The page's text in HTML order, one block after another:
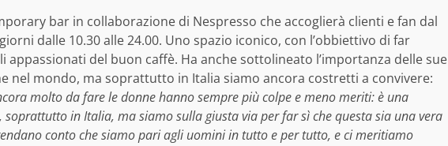
bar in collaborazione di Nespresso che accoglierà clienti e fan dal
dalle 10.30 alle 24.00. Uno spazio iconico, con l’obbiettivo di far
del buon caffè. Ha anche sottolineato l’importanza delle sue
nel mondo, ma soprattutto in Italia siamo ancora costretti a convivere:
molto da fare le donne hanno sempre più colpe e meno meriti: è una
in Italia, ma siamo sulla giusta via per far sì che questa sia una vera
conto che siamo pari agli uomini in tutto e per tutto, e ci meritiamo